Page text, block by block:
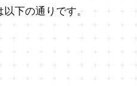
下の通りです。